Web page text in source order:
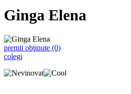
Ginga Elena
premii obţinute (0)
colegi